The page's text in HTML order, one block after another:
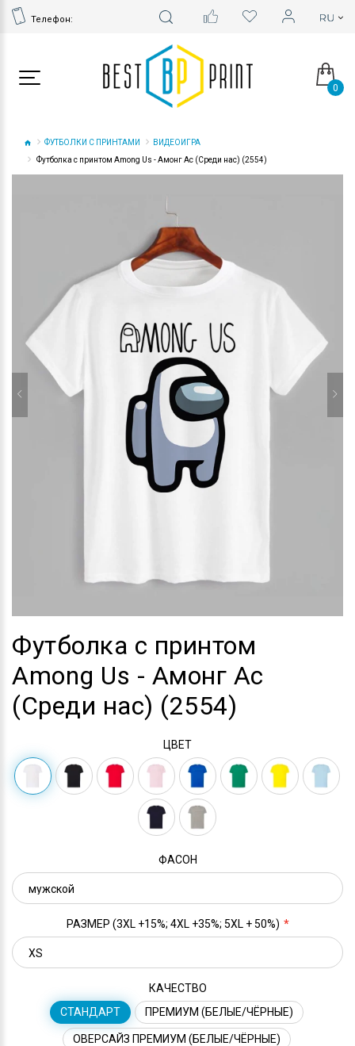
Телефон:
0
ФУТБОЛКИ С ПРИНТАМИ
ВИДЕОИГРА
Футболка с принтом Among Us - Амонг Ас (Среди нас) (2554)
Футболка с принтом
Among Us - Амонг Ас
(Среди нас) (2554)
ЦВЕТ
ФАСОН
РАЗМЕР (3XL +15%; 4XL +35%; 5XL + 50%)
КАЧЕСТВО
СТАНДАРТ
ПРЕМИУМ (БЕЛЫЕ/ЧЁРНЫЕ)
ОВЕРСАЙЗ ПРЕМИУМ (БЕЛЫЕ/ЧЁРНЫЕ)